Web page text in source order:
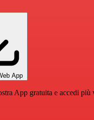
App
App gratuita e accedi più